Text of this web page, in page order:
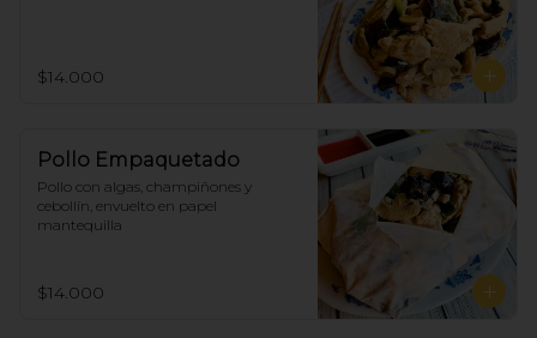
$14.000
Pollo Empaquetado
Pollo con algas, champiñones y
cebollín, envuelto en papel
mantequilla
$14.000